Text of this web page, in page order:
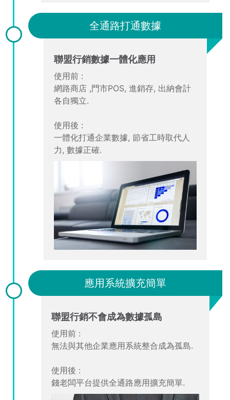
全通路打通數據
聯盟行銷數據一體化應用
使用前 :
網路商店 ,門市POS, 進銷存, 出納會計
各自獨立.
使用後 :
一體化打通企業數據, 節省工時取代人
力, 數據正確.
應用系統擴充簡單
聯盟行銷不會成為數據孤島
使用前 :
無法與其他企業應用系統整合成為孤島.
使用後 :
錢老闆平台提供全通路應用擴充簡單.